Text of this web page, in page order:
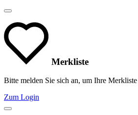
Merkliste
Bitte melden Sie sich an, um Ihre Merkliste
Zum Login